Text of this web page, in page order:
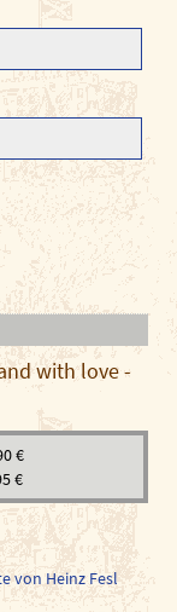
with love -
€
€
von Heinz Fesl